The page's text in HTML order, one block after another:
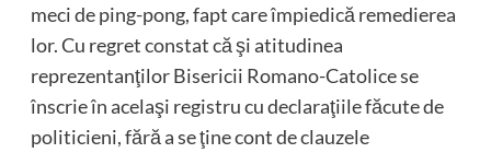
meci de ping-pong, fapt care împiedică remedierea
lor. Cu regret constat că şi atitudinea
reprezentanţilor Bisericii Romano-Catolice se
înscrie în acelaşi registru cu declaraţiile făcute de
politicieni, fără a se ţine cont de clauzele